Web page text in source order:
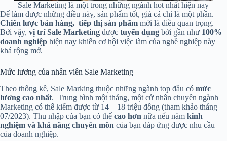
Sale Marketing là một trong những ngành hot nhất hiện nay
Để làm được những điều này, sản phẩm tốt, giá cả chỉ là một phần.
Chiến lược bán hàng, tiếp thị sản phẩm mới là điều quan trọng.
Bởi vậy, vị trí Sale Marketing được tuyển dụng bởi gần như 100%
doanh nghiệp hiện nay khiến cơ hội việc làm của nghề nghiệp này
khá rộng mở.
Mức lương của nhân viên Sale Marketing
Theo thống kê, Sale Marking thuộc những ngành top đầu có mức
lương cao nhất. Trung bình một tháng, một cử nhân chuyên ngành
Marketing có thể kiếm được từ 14 – 18 triệu đồng (tham khảo tháng
07/2023). Thu nhập của bạn có thể cao hơn nữa nếu năm kinh
nghiệm và khả năng chuyên môn của bạn đáp ứng được nhu cầu
của doanh nghiệp.